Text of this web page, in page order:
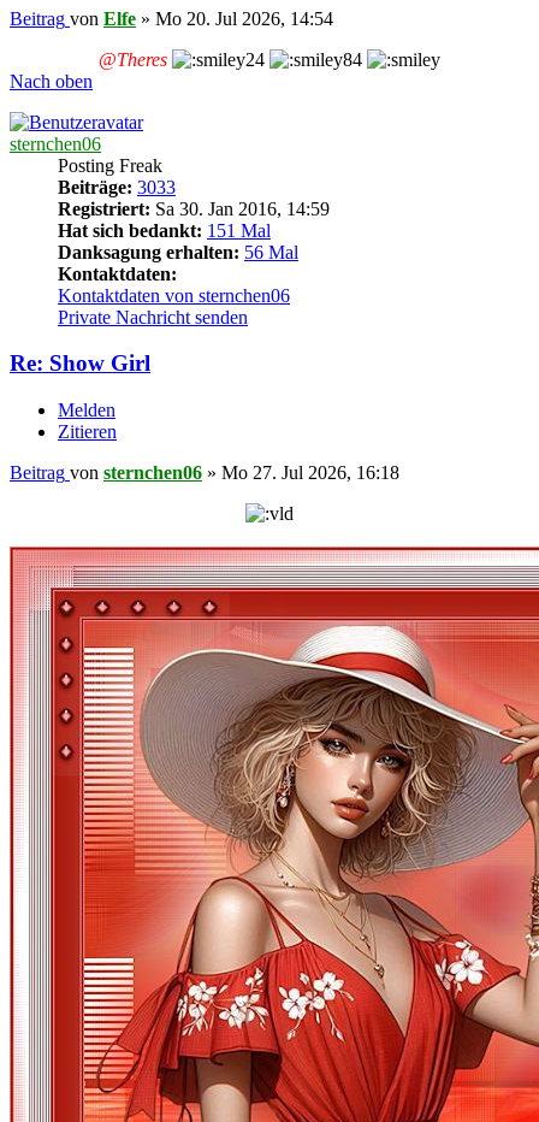
Beitrag von Elfe » Mo 20. Jul 2026, 14:54
@Theres
Nach oben
sternchen06
Posting Freak
Beiträge: 3033
Registriert: Sa 30. Jan 2016, 14:59
Hat sich bedankt: 151 Mal
Danksagung erhalten: 56 Mal
Kontaktdaten:
Kontaktdaten von sternchen06
Private Nachricht senden
Re: Show Girl
Melden
Zitieren
Beitrag von sternchen06 » Mo 27. Jul 2026, 16:18